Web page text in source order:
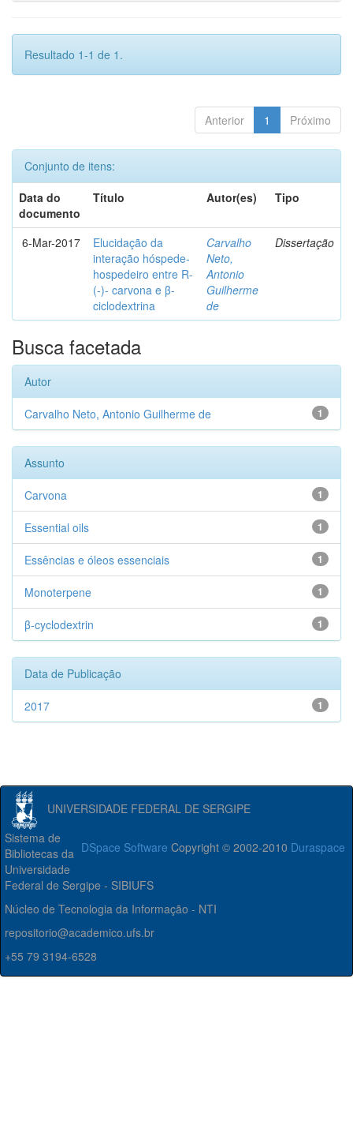
Resultado 1-1 de 1.
Anterior 1 Próximo
Conjunto de itens:
Data do
documento
Título Autor(es) Tipo
6-Mar-2017
Elucidação da
interação hóspede-
hospedeiro entre R-
(-)- carvona e β-
ciclodextrina
Carvalho
Neto,
Antonio
Guilherme
de
Dissertação
Busca facetada
Autor
1
Carvalho Neto, Antonio Guilherme de
Assunto
1
Carvona
1
Essential oils
1
Essências e óleos essenciais
1
Monoterpene
1
β-cyclodextrin
Data de Publicação
1
2017
UNIVERSIDADE FEDERAL DE SERGIPE
DSpace Software Copyright © 2002-2010 Duraspace
Sistema de
Bibliotecas da
Universidade
Federal de Sergipe - SIBIUFS
Núcleo de Tecnologia da Informação - NTI
repositorio@academico.ufs.br
+55 79 3194-6528